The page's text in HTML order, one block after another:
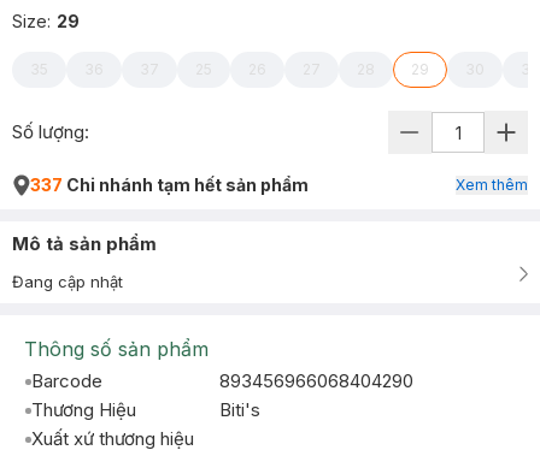
Size: 29
35 36 37 25 26 27 28 29 30 31
Số lượng:
337 Chi nhánh tạm hết sản phẩm Xem thêm
Mô tả sản phẩm
Đang cập nhật
Thông số sản phẩm
Barcode
893456966068404290
Thương Hiệu
Biti's
Xuất xứ thương hiệu